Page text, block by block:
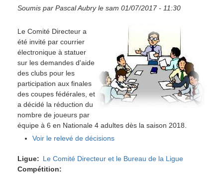
Soumis par Pascal Aubryle sam 01/07/2017 - 11:30
Le Comité Directeur a
été invité par courrier
électronique à statuer
sur les demandes d'aide
des clubs pour les
participation aux finales
des coupes fédérales, et
a décidé la réduction du
nombre de joueurs par
équipe à 6 en Nationale 4 adultes dès la saison 2018.
Voir le relevé de décisions
Ligue
Le Comité Directeur et le Bureau de la Ligue
Compétition